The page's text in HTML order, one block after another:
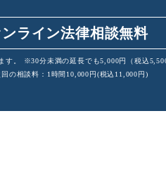
ライン法律相談無料
す。
※30分未満の延長でも5,000円（税込
の相談料：1時間10,000円(税込11,000円)